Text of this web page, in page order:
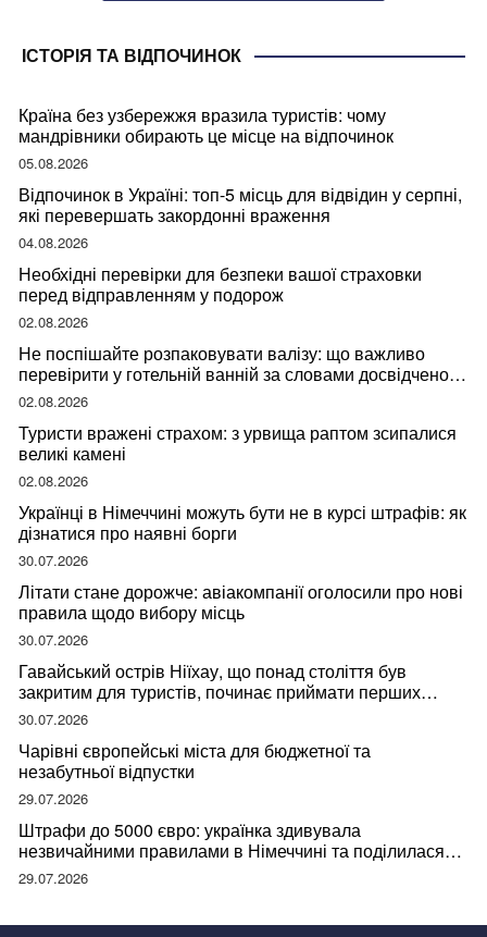
ІСТОРІЯ ТА ВІДПОЧИНОК
Країна без узбережжя вразила туристів: чому
мандрівники обирають це місце на відпочинок
05.08.2026
Відпочинок в Україні: топ-5 місць для відвідин у серпні,
які перевершать закордонні враження
04.08.2026
Необхідні перевірки для безпеки вашої страховки
перед відправленням у подорож
02.08.2026
Не поспішайте розпаковувати валізу: що важливо
перевірити у готельній ванній за словами досвідченої
мандрівниці
02.08.2026
Туристи вражені страхом: з урвища раптом зсипалися
великі камені
02.08.2026
Українці в Німеччині можуть бути не в курсі штрафів: як
дізнатися про наявні борги
30.07.2026
Літати стане дорожче: авіакомпанії оголосили про нові
правила щодо вибору місць
30.07.2026
Гавайський острів Ніїхау, що понад століття був
закритим для туристів, починає приймати перших
відвідувачів
30.07.2026
Чарівні європейські міста для бюджетної та
незабутньої відпустки
29.07.2026
Штрафи до 5000 євро: українка здивувала
незвичайними правилами в Німеччині та поділилася
правдою
29.07.2026